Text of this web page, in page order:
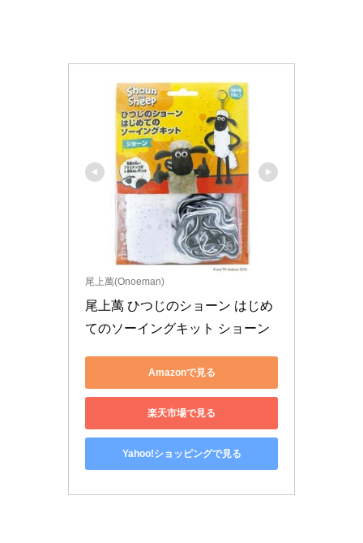
尾上萬(Onoeman)
尾上萬 ひつじのショーン はじめ
てのソーイングキット ショーン
Amazonで見る
楽天市場で見る
Yahoo!ショッピングで見る